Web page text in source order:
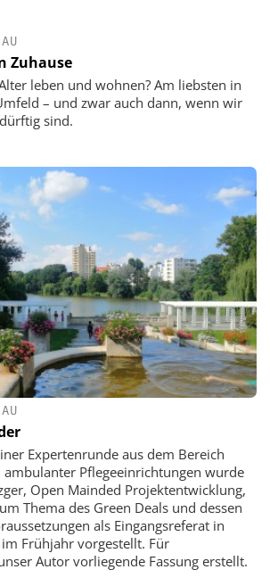
Zuhause
leben und wohnen? Am liebsten in
– und zwar auch dann, wenn wir
sind.
Expertenrunde aus dem Bereich
Pflegeeinrichtungen wurde
Open Mainded Projektentwicklung,
Thema des Green Deals und dessen
als Eingangsreferat in
Frühjahr vorgestellt. Für
Autor vorliegende Fassung erstellt.